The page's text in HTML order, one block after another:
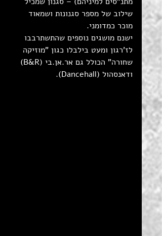
שילוב של מספר סגנונות ושמאוד
מוכר כמדומני.
ישנם מושגים נוספים שהתשתרבבו
לז'רגון ומעט בילבלו כגון "מוזיקה
שחורה" הכולל גם אר.אן.בי (B&R)
ודאנסהול (Dancehall).